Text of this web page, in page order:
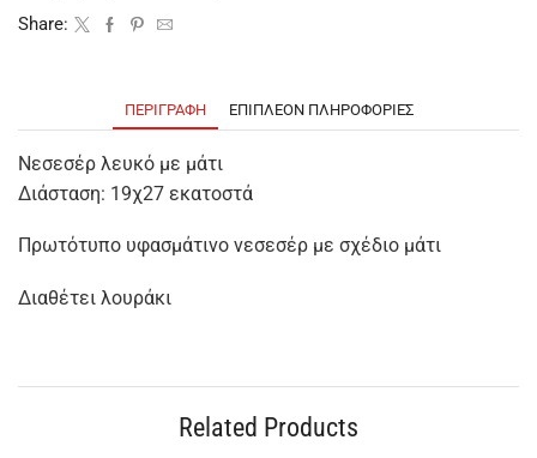
Share:
ΠΕΡΙΓΡΑΦΉ ΕΠΙΠΛΈΟΝ ΠΛΗΡΟΦΟΡΊΕΣ
Νεσεσέρ λευκό με μάτι
Διάσταση: 19χ27 εκατοστά
Πρωτότυπο υφασμάτινο νεσεσέρ με σχέδιο μάτι
Διαθέτει λουράκι
Related Products